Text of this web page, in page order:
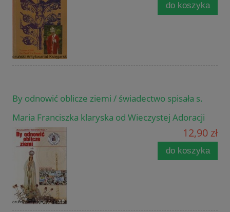
do koszyka
By odnowić oblicze ziemi / świadectwo spisała s.
Maria Franciszka klaryska od Wieczystej Adoracji
12,90 zł
do koszyka